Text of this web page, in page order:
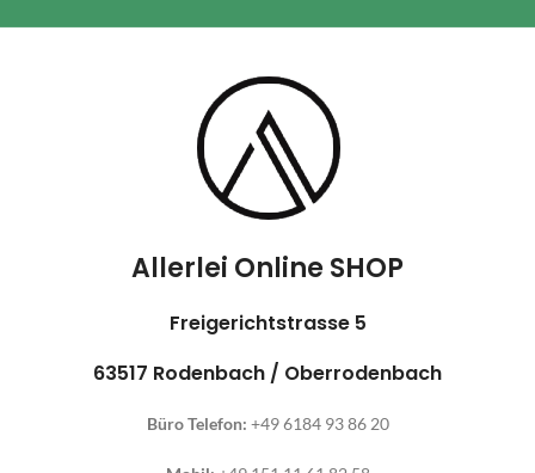
Allerlei Online SHOP
Freigerichtstrasse 5
63517 Rodenbach / Oberrodenbach
Büro Telefon: +49 6184 93 86 20